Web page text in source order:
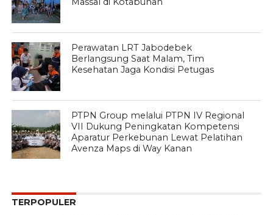
Perawatan LRT Jabodebek
Berlangsung Saat Malam, Tim
Kesehatan Jaga Kondisi Petugas
PTPN Group melalui PTPN IV Regional
VII Dukung Peningkatan Kompetensi
Aparatur Perkebunan Lewat Pelatihan
Avenza Maps di Way Kanan
TERPOPULER